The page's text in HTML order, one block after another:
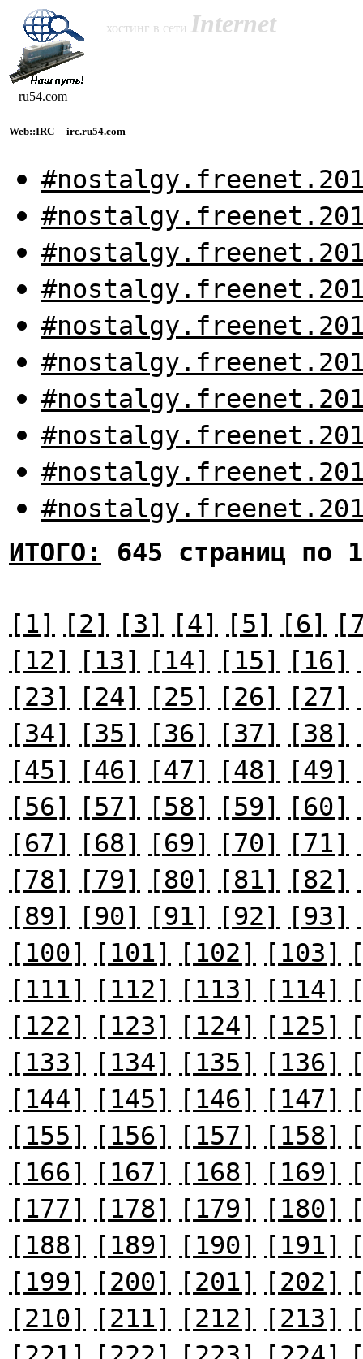
хостинг в сети Internet
ru54.com
Web::IRC irc.ru54.com
ИТОГО:
645 страниц по
[1] [2] [3] [4] [5] [6]
[12]
[13] [14] [15] [16]
[23]
[24] [25] [26] [27]
[34]
[35] [36] [37] [38]
[45]
[46] [47] [48] [49]
[56]
[57] [58] [59] [60]
[67]
[68] [69] [70] [71]
[78]
[79] [80] [81] [82]
[89]
[90] [91] [92] [93]
[100]
[101] [102] [103]
[111]
[112] [113] [114]
[122]
[123] [124] [125]
[133]
[134] [135] [136]
[144]
[145] [146] [147]
[155]
[156] [157] [158]
[166]
[167] [168] [169]
[177]
[178] [179] [180]
[188]
[189] [190] [191]
[199]
[200] [201] [202]
[210]
[211] [212] [213]